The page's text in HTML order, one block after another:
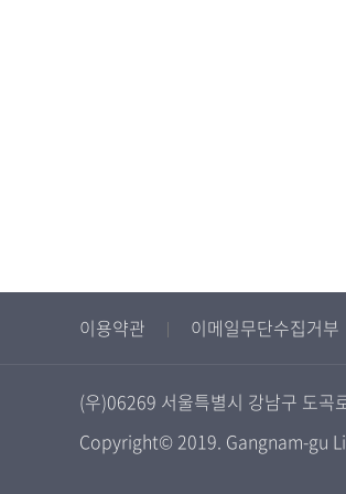
이용약관 이메일무단수집거부
(우)06269 서울특별시 강남구 도곡
Copyright© 2019. Gangnam-gu